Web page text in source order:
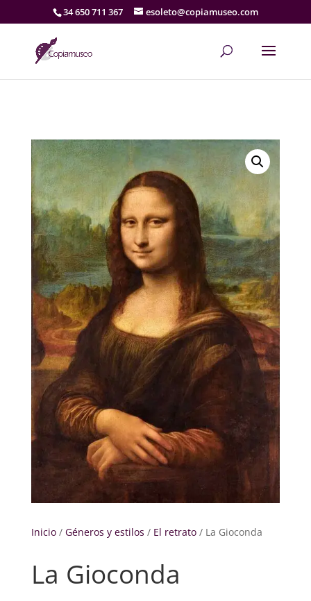
34 650 711 367 esoleto@copiamuseo.com
Inicio/ Géneros y estilos / El retrato/ La Gioconda
La Gioconda